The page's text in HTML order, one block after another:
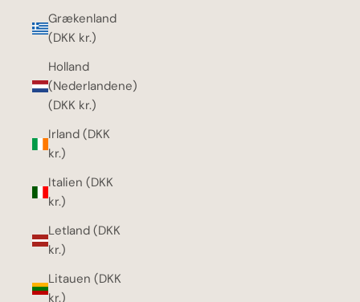
Grækenland
(DKK kr.)
Holland
(Nederlandene)
(DKK kr.)
Irland (DKK
kr.)
Italien (DKK
kr.)
Letland (DKK
kr.)
Litauen (DKK
kr.)